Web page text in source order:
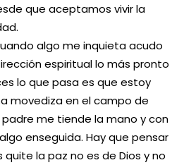
que aceptamos vivir la
algo me inquieta acudo
espiritual lo más pronto
lo que pasa es que estoy
movediza en el campo de
me tiende la mano y con
enseguida. Hay que pensar
la paz no es de Dios y no